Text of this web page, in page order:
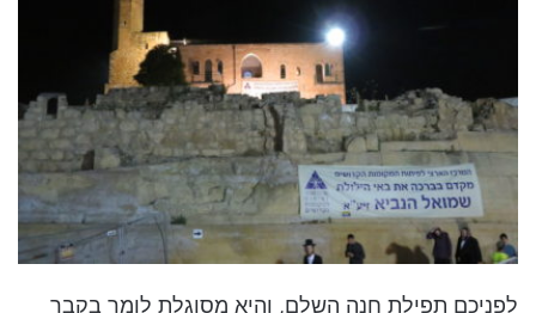
לפניכם תפילת חנה השלם, והיא מסוגלת לומר בקבר